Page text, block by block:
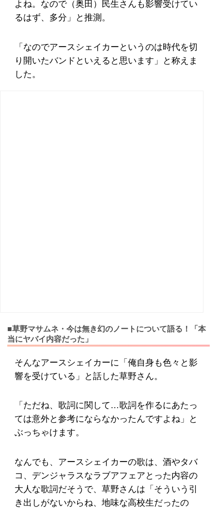
よね。なので（奥田）民生さんも影響受けてい
るはず、多分」と推測。
「なのでアースシェイカーというのは時代を切
り開いたバンドといえると思います」と称えま
した。
■草野マサムネ・今は無き幻のノートについて語る！「本
当にヤバイ内容だった」
そんなアースシェイカーに「俺自身も色々と影
響を受けている」と話した草野さん。
「ただね、歌詞に関して…歌詞を作るにあたっ
ては意外と参考にならなかったんですよね」と
ぶっちゃけます。
なんでも、アースシェイカーの歌は、酒やタバ
コ、デンジャラスなラブアフェアとった内容の
大人な歌詞だそうで、草野さんは「そういう引
き出しがないからね、地味な高校生だったの